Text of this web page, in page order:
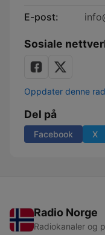
E-post:
Sosiale
Oppdater denne
Del på
Facebook X
Radio Norge
Radiokanaler og